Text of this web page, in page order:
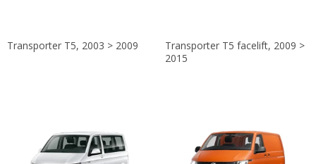
Transporter T5, 2003 > 2009
Transporter T5 facelift, 2009 >
2015